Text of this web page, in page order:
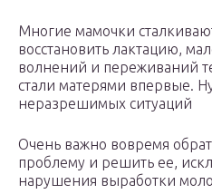
Многие мамочки
восстановить лактацию,
волнений и переживаний
стали матерями впервые.
неразрешимых ситуаций
Очень важно вовремя
проблему и решить ее,
нарушения выработки